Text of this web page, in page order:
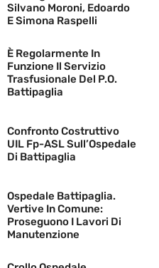
Silvano Moroni, Edoardo
E Simona Raspelli
È Regolarmente In
Funzione Il Servizio
Trasfusionale Del P.O.
Battipaglia
Confronto Costruttivo
UIL Fp-ASL Sull’Ospedale
Di Battipaglia
Ospedale Battipaglia.
Vertive In Comune:
Proseguono I Lavori Di
Manutenzione